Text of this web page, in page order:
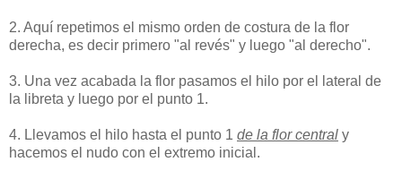
2. Aquí repetimos el mismo orden de costura de la flor
derecha, es decir primero "al revés" y luego "al derecho".
3. Una vez acabada la flor pasamos el hilo por el lateral de
la libreta y luego por el punto 1.
4. Llevamos el hilo hasta el punto 1 de la flor central y
hacemos el nudo con el extremo inicial.